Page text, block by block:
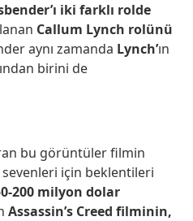
iki farklı rolde
Callum Lynch rolünü
aynı zamanda Lynch’ın
birini de
bu görüntüler filmin
için beklentileri
200 milyon dolar
Assassin’s Creed filminin,